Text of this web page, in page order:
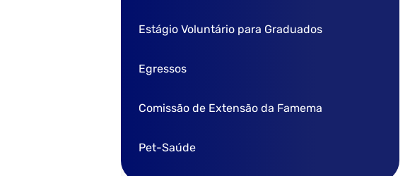
Estágio Voluntário para Graduados
Egressos
Comissão de Extensão da Famema
Pet-Saúde